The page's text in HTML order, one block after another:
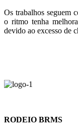
Os trabalhos seguem
o ritmo tenha
devido ao excesso de
RODEIO BRMS